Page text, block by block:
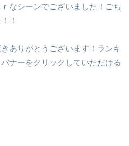
なシーンでございました！ごち
！
りがとうございます！ランキ
ナーをクリックしていただける